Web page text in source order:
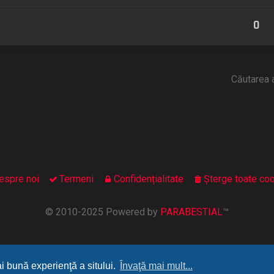
bună experienţă a sitului. Învaţă mai mult...
0
Căutarea
Şterge toate
Confidențialitate
Termeni
noi
© 2010-2025 Powered by PARABESTIAL™